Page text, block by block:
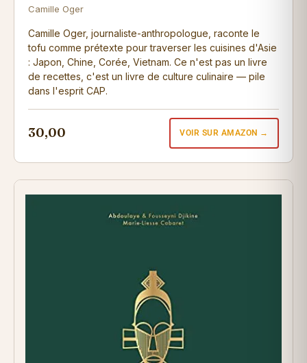
Camille Oger
Camille Oger, journaliste-anthropologue, raconte le
tofu comme prétexte pour traverser les cuisines d'Asie
: Japon, Chine, Corée, Vietnam. Ce n'est pas un livre
de recettes, c'est un livre de culture culinaire — pile
dans l'esprit CAP.
30,00 VOIR SUR AMAZON →